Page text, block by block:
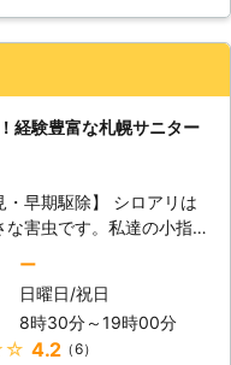
案が可能です。 調査は無
、まずはお気軽にお問い合
用意！施工後のアフターフ
工後のアフ
管理保証書」の2通りの保
ております。 ・「しろ
証書」について シロアリ
場合に、被害にあった部位
1,000万円上限として修理
だく保険会社加入の保証で
ぐに駆除と予防をお願
駆除の仕方など、詳しく
もらえたので助かりま
経験豊富な札幌サニター
・早期駆除】 シロアリは
な害虫です。私達の小指の
さもありません。しかし大
、数万から数百万にも及ぶ
、住宅を一斉に加害してい
こでシロアリの駆除につい
見、早期駆除を行なうのが
ー
日曜日/祝日
8時30分～19時00分
4.2 （6）